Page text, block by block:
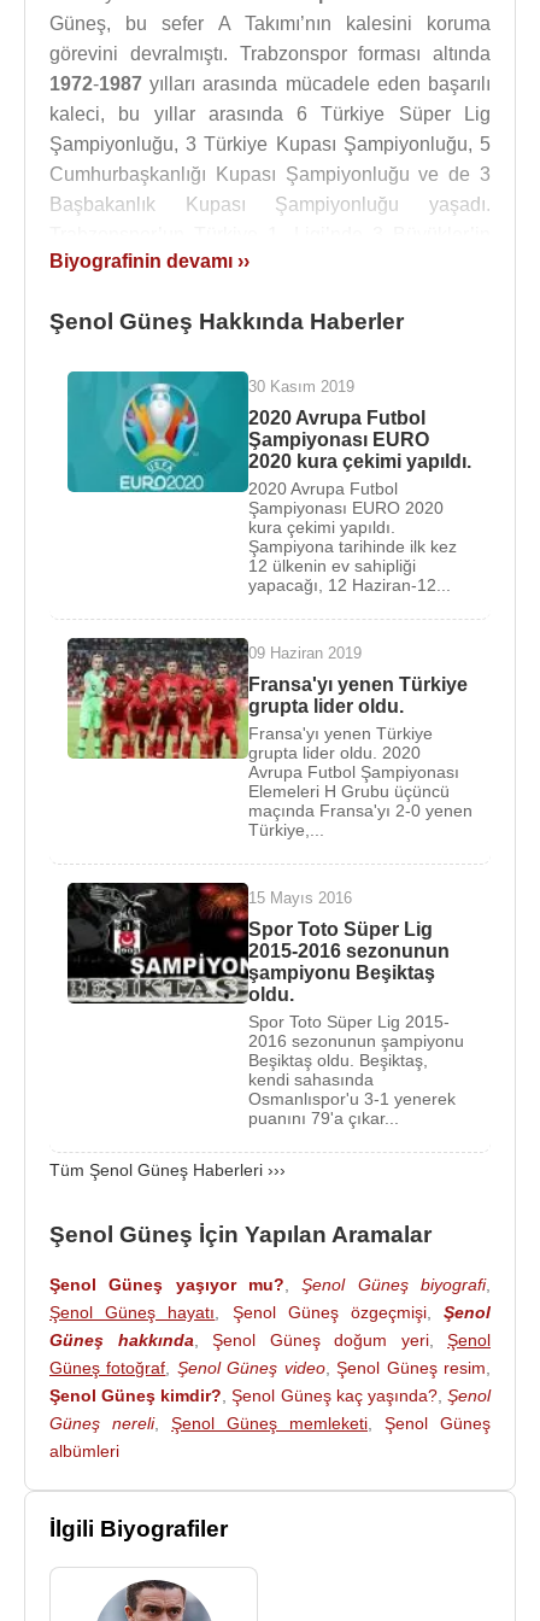
Güneş, bu sefer A Takımı’nın kalesini koruma
görevini devralmıştı. Trabzonspor forması altında
1972-1987 yılları arasında mücadele eden başarılı
kaleci, bu yıllar arasında 6 Türkiye Süper Lig
Şampiyonluğu, 3 Türkiye Kupası Şampiyonluğu, 5
Cumhurbaşkanlığı Kupası Şampiyonluğu ve de 3
Başbakanlık Kupası Şampiyonluğu yaşadı.
hakimiyetine son verip 4. Büyük olarak bu yarışa
Güneş, halen kırılamamış olan Türk futbol tarihinde
(1.112 dakika) ve
bir sezonda en az gol yiyen
(6 gol) olma rekorlarını bu dönemde kırdı.
1987yılları arasındaTürkiye A Milli Futbol
Takımı’nın da kalesini koruyan Güneş, milli forma
altında 31 uluslararası maça çıktı.1987yılında hem
Trabzonspor’dan hem de Milli Takım’dan ayrılan
Güneş, emekli olmasının ardından teknik direktör
olarak çalışmaya başladı.
İlk olarak1988-1989futbol sezonunda
Trabzonspor’u çalıştıran Güneş,1989-1990futbol
sezonunun başlamasından kısa bir süre önce
takımından istifa etti ve1990-1992futbol
sezonlarında Boluspor’un başına geçti.1992-1993
sezonunda İstanbulspor,1993-1997sezonunda
sezonunda Antalyaspor ve
çalıştıran Güneş, daha sonra Milli Takım’ın başına
geldi
16 Ağustos 2000tarihindeTürkiye A Milli Futbol
’nın başına getirilen Güneş, Milli Takım’ı 48
yıllık uzun bir aradan sonraDünya Kupası
sokmayı başardı. Güneş’in teknik direktörlük
dönemindeki en büyük başarısı şüphesiz 2002
yılında, Fransa’da gerçekleşen
Kupasıoldu. Milli Takım’ın 2002 FIFA Dünya
Şenol Güneş’de UEFA resmi sitesinde yapılan bir
anketle
yılın antrenörüseçildi. Güneş
Avrulpa Futbol Şampiyonası’nda Ay-Yıldız’lı
ekibimizin elenmesi sonucunda istifa ederek Milli
Takım’dan ayrıldı.
2007- 2009yılları arasındaGüney Kore’li futbol
takımıFC Seoul’u çalıştıran Güneş,2009-2010
futbol sezonu başlangıcında
Trabzonspor bu sezonu 5. olarak kapatarak UEFA
Play-Off turuna katılmaya hak kazandı.
29 Mayıs 2014 tarihinde Bursaspor ile 1 yıllık
Biyografinin devamı ››
Şenol Güneş Hakkında Haberler
30 Kasım 2019
2020 Avrupa Futbol
Şampiyonası EURO
2020 kura çekimi yapıldı.
2020 Avrupa Futbol
Şampiyonası EURO 2020
kura çekimi yapıldı.
Şampiyona tarihinde ilk kez
12 ülkenin ev sahipliği
yapacağı, 12 Haziran-12...
09 Haziran 2019
Fransa'yı yenen Türkiye
grupta lider oldu.
Fransa'yı yenen Türkiye
grupta lider oldu. 2020
Avrupa Futbol Şampiyonası
Elemeleri H Grubu üçüncü
maçında Fransa'yı 2-0 yenen
Türkiye,...
15 Mayıs 2016
Spor Toto Süper Lig
2015-2016 sezonunun
şampiyonu Beşiktaş
oldu.
Spor Toto Süper Lig 2015-
2016 sezonunun şampiyonu
Beşiktaş oldu. Beşiktaş,
kendi sahasında
Osmanlıspor'u 3-1 yenerek
puanını 79'a çıkar...
Tüm Şenol Güneş Haberleri ›››
Şenol Güneş İçin Yapılan Aramalar
Şenol Güneş yaşıyor mu? ,Şenol Güneş biyografi,
Şenol Güneş hayatı
Şenol Güneş özgeçmişi,Şenol
Güneş hakkında
Şenol Güneş doğum yeri, Şenol
Güneş fotoğraf
Şenol Güneş video,Şenol Güneş resim
Şenol Güneş kimdir? ,Şenol Güneş kaç yaşında?,Şenol
Güneş nereli, Şenol Güneş memleketi
Şenol Güneş
albümleri
İlgili Biyografiler